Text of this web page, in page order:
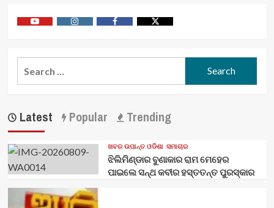
Latest Popular Trending
ଖବର ଉପାନ୍ତ ଓଡିଶା ସମାଚାର
ଝିଲିମିଣ୍ଡାର ବୁଣାକାର ରାମ ମେହେର
ପାଇଲେ ସନ୍ଥ କବୀର ହସ୍ତତନ୍ତ ପୁରସ୍କାର